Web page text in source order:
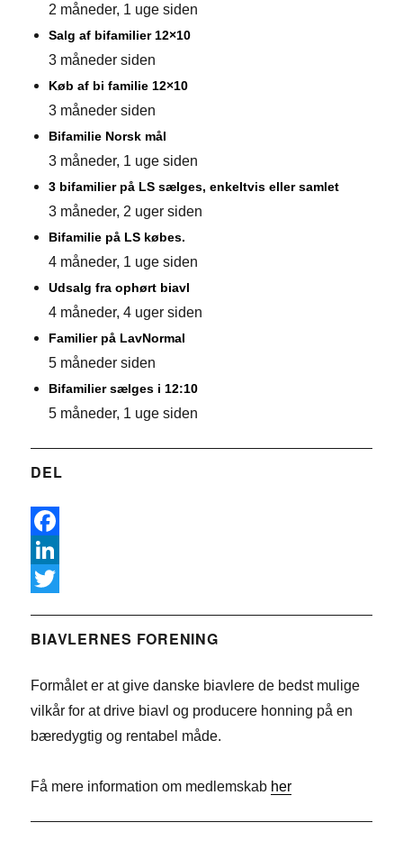
2 måneder, 1 uge siden
Salg af bifamilier 12×10
3 måneder siden
Køb af bi familie 12×10
3 måneder siden
Bifamilie Norsk mål
3 måneder, 1 uge siden
3 bifamilier på LS sælges, enkeltvis eller samlet
3 måneder, 2 uger siden
Bifamilie på LS købes.
4 måneder, 1 uge siden
Udsalg fra ophørt biavl
4 måneder, 4 uger siden
Familier på LavNormal
5 måneder siden
Bifamilier sælges i 12:10
5 måneder, 1 uge siden
DEL
F
a
e
o
L
n
e
n
w
t
r
BIAVLERNES FORENING
Formålet er at give danske biavlere de bedst mulige
vilkår for at drive biavl og producere honning på en
bæredygtig og rentabel måde.
Få mere information om medlemskab her